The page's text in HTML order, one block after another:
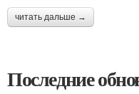
читать дальше →
Последние